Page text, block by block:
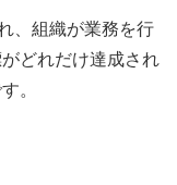
、組織が業務を行
どれだけ達成され
。